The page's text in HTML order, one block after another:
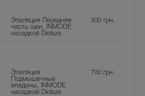
Эпиляция Передняя
часть шеи, INMODE
насадкой Diolaze
300грн.
Эпиляция
Подмышечные
впадины, INMODE
насадкой Diolaze
700грн.